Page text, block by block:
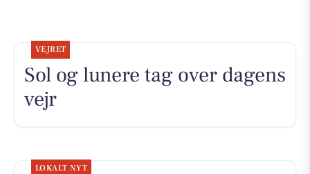
VEJRET
Sol og lunere tag over dagens
vejr
LOKALT NYT